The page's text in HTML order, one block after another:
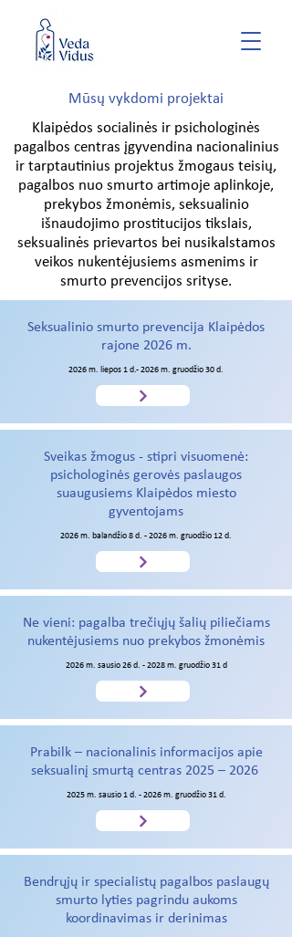
Mūsų vykdomi projektai
Klaipėdos socialinės ir psichologinės
pagalbos centras įgyvendina nacionalinius
ir tarptautinius projektus žmogaus teisių,
pagalbos nuo smurto artimoje aplinkoje,
prekybos žmonėmis, seksualinio
išnaudojimo prostitucijos tikslais,
seksualinės prievartos bei nusikalstamos
veikos nukentėjusiems asmenims ir
smurto prevencijos srityse.
Seksualinio smurto prevencija Klaipėdos
rajone 2026 m.
2026 m. liepos 1 d.- 2026 m. gruodžio 30 d.
Sveikas žmogus - stipri visuomenė:
psichologinės gerovės paslaugos
suaugusiems Klaipėdos miesto
gyventojams
2026 m. balandžio 8 d. - 2026 m. gruodžio 12 d.
Ne vieni: pagalba trečiųjų šalių piliečiams
nukentėjusiems nuo prekybos žmonėmis
2026 m. sausio 26 d. - 2028 m. gruodžio 31 d
Prabilk – nacionalinis informacijos apie
seksualinį smurtą centras 2025 – 2026
2025 m. sausio 1 d. - 2026 m. gruodžio 31 d.
Bendrųjų ir specialistų pagalbos paslaugų
smurto lyties pagrindu aukoms
koordinavimas ir derinimas